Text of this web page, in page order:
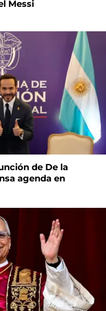
Messi
de De la
agenda en